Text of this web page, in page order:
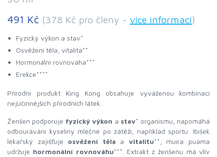
491 Kč (378 Kč pro členy - více informací)
Fyzický výkon a stav*
Osvěžení těla, vitalita**
Hormonální rovnováha***
Erekce****
Přírodní produkt King Kong obsahuje vyváženou kombinaci
nejúčinnějších přírodních látek.
Ženšen podporuje fyzický výkon a stav* organismu, napomáhá
odbourávání kyseliny mléčné po zátěži, například sportu. Ibišek
lékařský zajišťuje osvěžení těla a vitalitu**, muira puama
udržuje hormonální rovnováhu***. Extrakt z ženšenu má vliv